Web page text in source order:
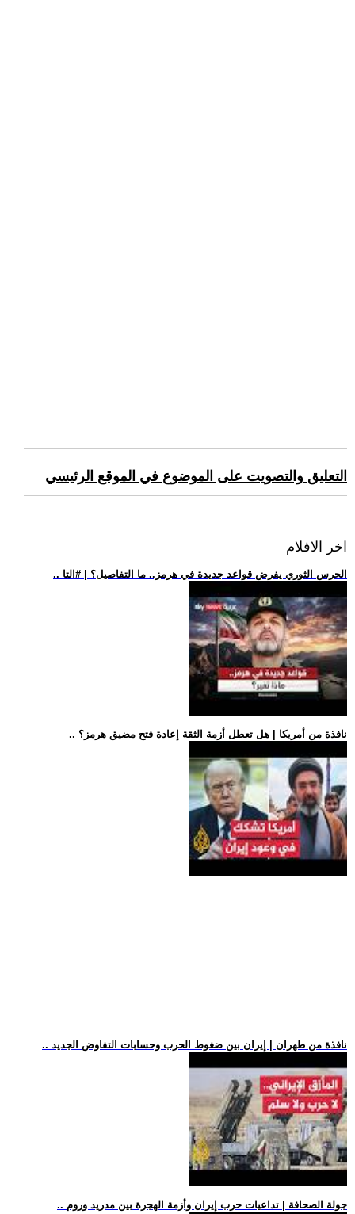
التعليق والتصويت على الموضوع في الموقع الرئيسي
اخر الافلام
.. الحرس الثوري يفرض قواعد جديدة في هرمز.. ما التفاصيل؟ | #التا
.. نافذة من أمريكا | هل تعطل أزمة الثقة إعادة فتح مضيق هرمز؟
.. نافذة من طهران | إيران بين ضغوط الحرب وحسابات التفاوض الجديد
.. جولة الصحافة | تداعيات حرب إيران وأزمة الهجرة بين مدريد وروم